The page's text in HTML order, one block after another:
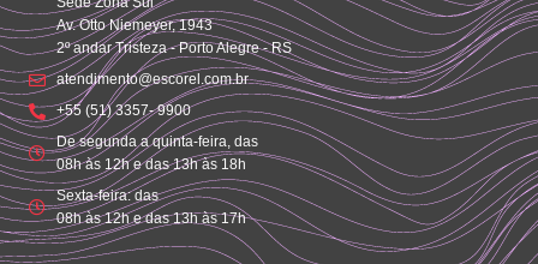
Av. Otto Niemeyer, 1943
2º andar Tristeza - Porto Alegre - RS
atendimento@escorel.com.br
+55 (51) 3357- 9900
De segunda a quinta-feira, das
08h às 12h e das 13h às 18h
Sexta-feira: das
08h às 12h e das 13h às 17h